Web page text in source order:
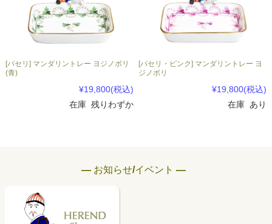
[パセリ] マンダリントレー ヨジノボリ
(青)
¥19,800(税込)
在庫 残りわずか
[パセリ・ピンク] マンダリントレー ヨ
ジノボリ
¥19,800(税込)
在庫 あり
― お知らせ/イベント ―